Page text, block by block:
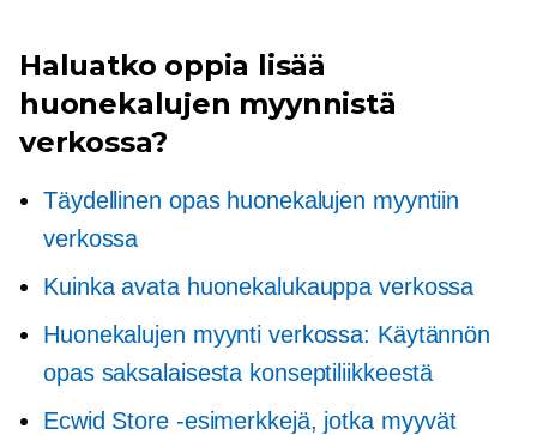
Haluatko oppia lisää
huonekalujen myynnistä
verkossa?
Täydellinen opas huonekalujen myyntiin
verkossa
Kuinka avata huonekalukauppa verkossa
Huonekalujen myynti verkossa: Käytännön
opas saksalaisesta konseptiliikkeestä
Ecwid Store -esimerkkejä, jotka myyvät